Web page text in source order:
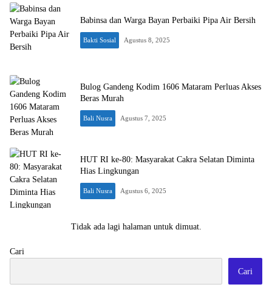
Babinsa dan Warga Bayan Perbaiki Pipa Air Bersih
Bakti Sosial Agustus 8, 2025
Bulog Gandeng Kodim 1606 Mataram Perluas Akses
Beras Murah
Bali Nusra Agustus 7, 2025
HUT RI ke-80: Masyarakat Cakra Selatan Diminta
Hias Lingkungan
Bali Nusra Agustus 6, 2025
Tidak ada lagi halaman untuk dimuat.
Cari
Cari